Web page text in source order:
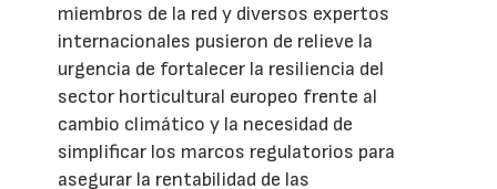
miembros de la red y diversos expertos
internacionales pusieron de relieve la
urgencia de fortalecer la resiliencia del
sector horticultural europeo frente al
cambio climático y la necesidad de
simplificar los marcos regulatorios para
asegurar la rentabilidad de las